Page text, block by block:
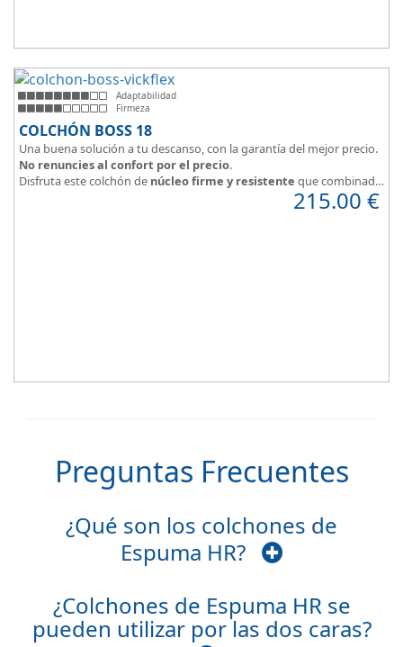
Adaptabilidad
Firmeza
COLCHÓN BOSS 18
Una buena solución a tu descanso, con la garantía del mejor precio.
No renuncies al confort por el precio.
Disfruta este colchón de núcleo firme y resistente que combinado
con el material viscoelástico ViscoPlume en ambas caras y algodón
en cara de verano, consigue un descanso reparador y máximo
215.00 €
Preguntas Frecuentes
¿Qué son los colchones de
Espuma HR?
¿Colchones de Espuma HR se
pueden utilizar por las dos caras?